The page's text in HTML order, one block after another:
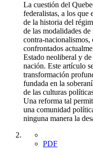
La cuestión del
federalistas, a los que
de la historia del
de las modalidades
contra-nacionalismos,
confrontados
Estado neoliberal y
nación. Este artículo
transformación
fundada en la
de las culturas
Una reforma tal
una comunidad
ninguna manera la
PDF